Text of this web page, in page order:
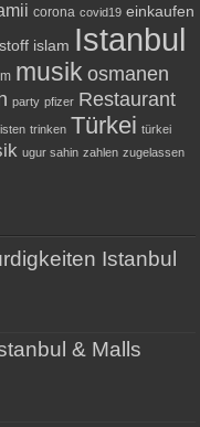
corona covid19 einkaufen
islam Istanbul
musik osmanen
party pfizer Restaurant
trinken Türkei türkei
ugur sahin zahlen zugelassen
Istanbul
& Malls